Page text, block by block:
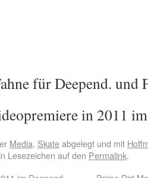
für Deepend. und
in 2011
Media, Skateabgelegt und mit
Lesezeichen auf den Permalink.